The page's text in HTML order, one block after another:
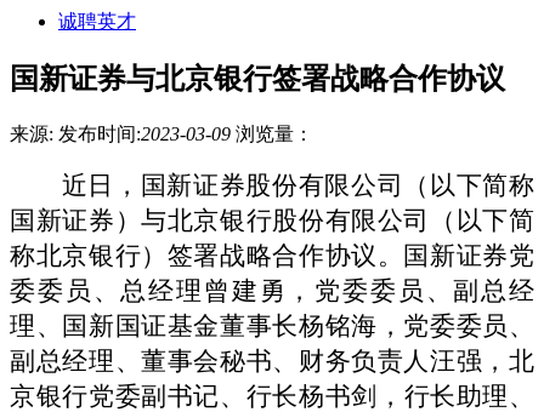
诚聘英才
国新证券与北京银行签署战略合作协议
来源: 发布时间:2023-03-09 浏览量：
近日，国新证券股份有限公司 （ 以下简称
国新证券 ）与北京银行股份有限公司（以下简
称北京银行） 签署战略合作协议。国新证券党
委委员、 总经理 曾建勇 ， 党委委员、副总经
理、国新国证基金董事长杨铭海， 党委委员、
副总经理、董事会秘书、财务负责人汪强，北
京银行党委副书记、行长杨书剑 ， 行长助理、